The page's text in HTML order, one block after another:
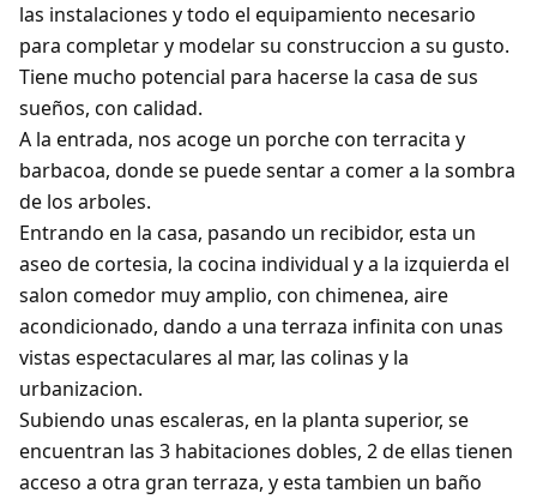
las instalaciones y todo el equipamiento necesario
para completar y modelar su construccion a su gusto.
Tiene mucho potencial para hacerse la casa de sus
sueños, con calidad.
A la entrada, nos acoge un porche con terracita y
barbacoa, donde se puede sentar a comer a la sombra
de los arboles.
Entrando en la casa, pasando un recibidor, esta un
aseo de cortesia, la cocina individual y a la izquierda el
salon comedor muy amplio, con chimenea, aire
acondicionado, dando a una terraza infinita con unas
vistas espectaculares al mar, las colinas y la
urbanizacion.
Subiendo unas escaleras, en la planta superior, se
encuentran las 3 habitaciones dobles, 2 de ellas tienen
acceso a otra gran terraza, y esta tambien un baño